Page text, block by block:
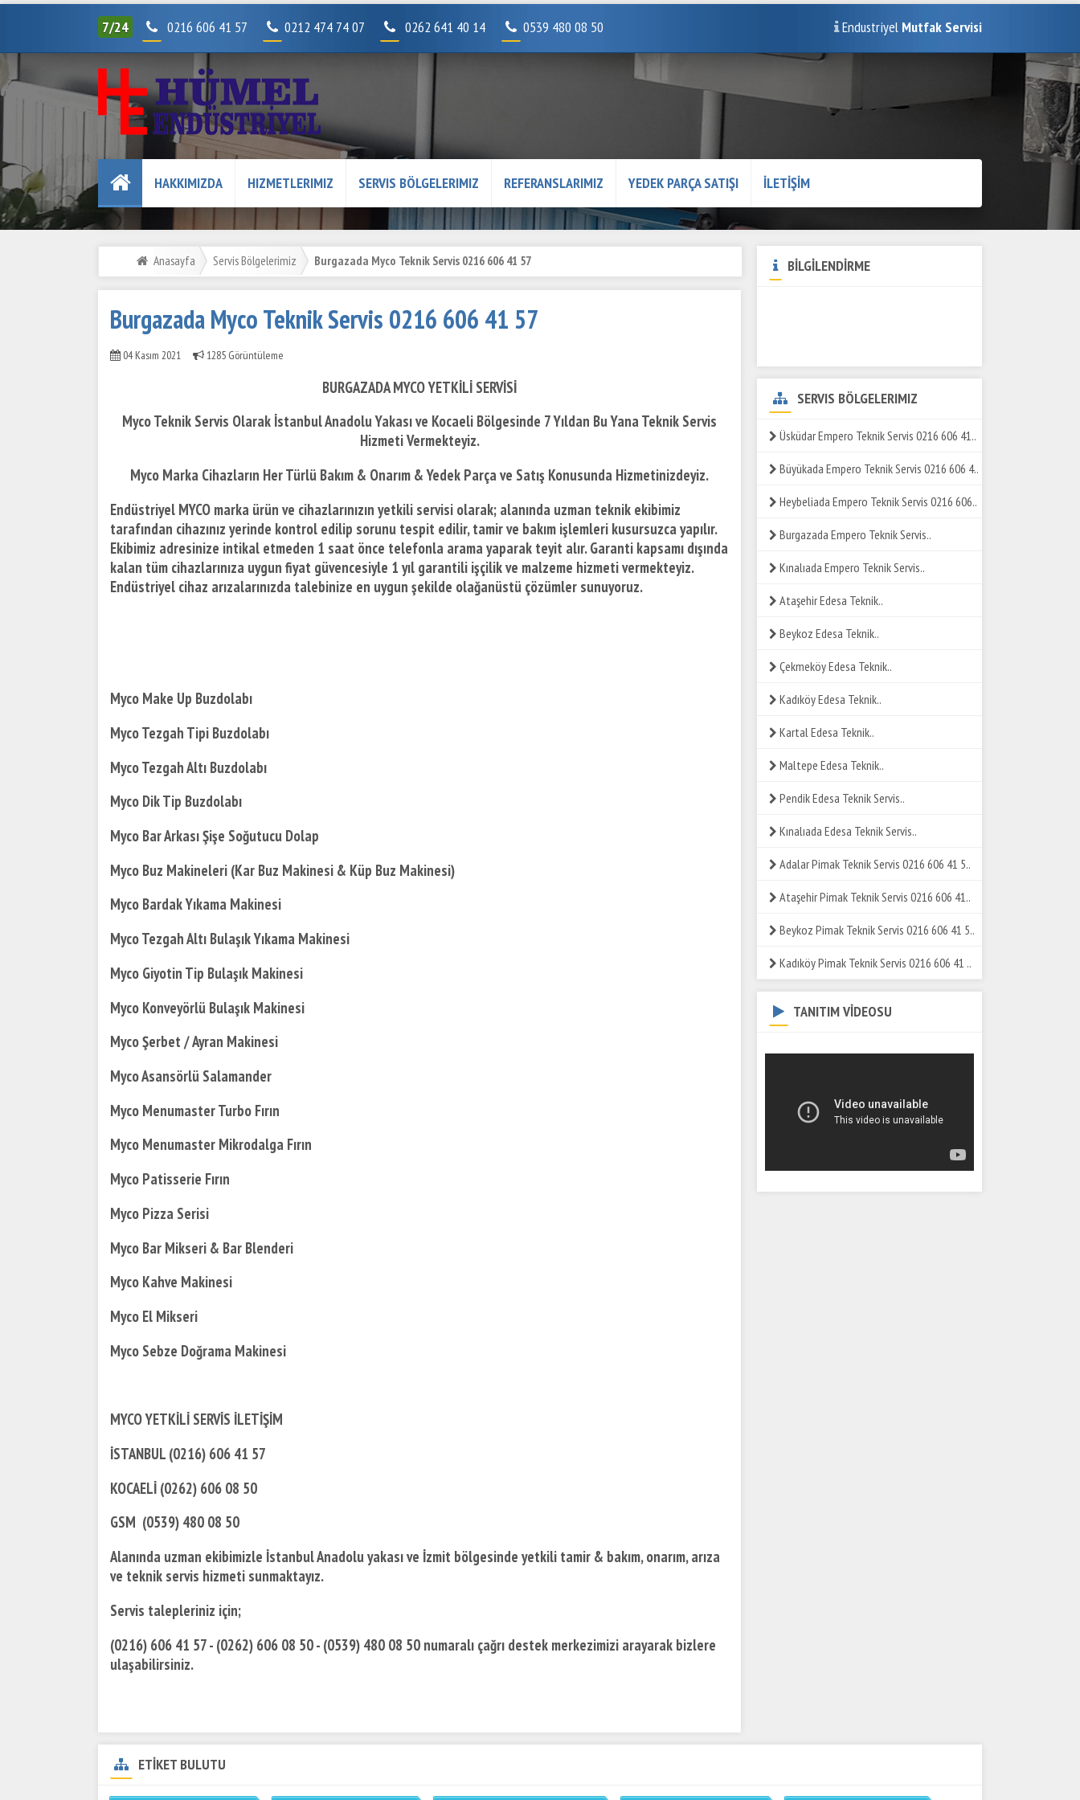
7/24 0216 606 41 57 0212 474 74 07 0262 641 40 14 0539 480 08 50 Endustriyel Mutfak Servisi
HAKKIMIZDA HIZMETLERIMIZ SERVIS BÖLGELERIMIZ REFERANSLARIMIZ YEDEK PARÇA SATIŞI İLETİŞİM
Anasayfa Servis Bölgelerimiz Burgazada Myco Teknik Servis 0216 606 41 57
Burgazada Myco Teknik Servis 0216 606 41 57
04 Kasım 2021 1285 Görüntüleme
BURGAZADA MYCO YETKİLİ SERVİSİ
Myco Teknik Servis Olarak İstanbul Anadolu Yakası ve Kocaeli Bölgesinde 7 Yıldan Bu Yana Teknik Servis
Hizmeti Vermekteyiz.
Myco Marka Cihazların Her Türlü Bakım & Onarım & Yedek Parça ve Satış Konusunda Hizmetinizdeyiz.
Endüstriyel MYCO marka ürün ve cihazlarınızın yetkili servisi olarak; alanında uzman teknik ekibimiz
tarafından cihazınız yerinde kontrol edilip sorunu tespit edilir, tamir ve bakım işlemleri kusursuzca yapılır.
Ekibimiz adresinize intikal etmeden 1 saat önce telefonla arama yaparak teyit alır. Garanti kapsamı dışında
kalan tüm cihazlarınıza uygun fiyat güvencesiyle 1 yıl garantili işçilik ve malzeme hizmeti vermekteyiz.
Endüstriyel cihaz arızalarınızda talebinize en uygun şekilde olağanüstü çözümler sunuyoruz.
Myco Make Up Buzdolabı
Myco Tezgah Tipi Buzdolabı
Myco Tezgah Altı Buzdolabı
Myco Dik Tip Buzdolabı
Myco Bar Arkası Şişe Soğutucu Dolap
Myco Buz Makineleri (Kar Buz Makinesi & Küp Buz Makinesi)
Myco Bardak Yıkama Makinesi
Myco Tezgah Altı Bulaşık Yıkama Makinesi
Myco Giyotin Tip Bulaşık Makinesi
Myco Konveyörlü Bulaşık Makinesi
Myco Şerbet / Ayran Makinesi
Myco Asansörlü Salamander
Myco Menumaster Turbo Fırın
Myco Menumaster Mikrodalga Fırın
Myco Patisserie Fırın
Myco Pizza Serisi
Myco Bar Mikseri & Bar Blenderi
Myco Kahve Makinesi
Myco El Mikseri
Myco Sebze Doğrama Makinesi
MYCO YETKİLİ SERVİS İLETİŞİM
İSTANBUL (0216) 606 41 57
KOCAELİ (0262) 606 08 50
GSM (0539) 480 08 50
Alanında uzman ekibimizle İstanbul Anadolu yakası ve İzmit bölgesinde yetkili tamir & bakım, onarım, arıza
ve teknik servis hizmeti sunmaktayız.
Servis talepleriniz için;
(0216) 606 41 57 - (0262) 606 08 50 - (0539) 480 08 50 numaralı çağrı destek merkezimizi arayarak bizlere
ulaşabilirsiniz.
BİLGİLENDİRME
SERVIS BÖLGELERIMIZ
Üsküdar Empero Teknik Servis 0216 606 41..
Büyükada Empero Teknik Servis 0216 606 4..
Heybeliada Empero Teknik Servis 0216 606..
Burgazada Empero Teknik Servis..
Kınalıada Empero Teknik Servis..
Ataşehir Edesa Teknik..
Beykoz Edesa Teknik..
Çekmeköy Edesa Teknik..
Kadıköy Edesa Teknik..
Kartal Edesa Teknik..
Maltepe Edesa Teknik..
Pendik Edesa Teknik Servis..
Kınalıada Edesa Teknik Servis..
Adalar Pimak Teknik Servis 0216 606 41 5..
Ataşehir Pimak Teknik Servis 0216 606 41..
Beykoz Pimak Teknik Servis 0216 606 41 5..
Kadıköy Pimak Teknik Servis 0216 606 41 ..
TANITIM VİDEOSU
ETİKET BULUTU